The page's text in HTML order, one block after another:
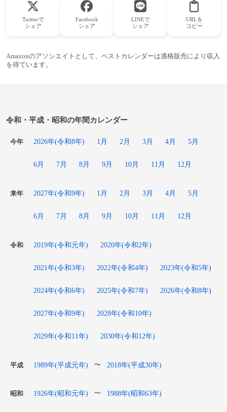
Twitterで
シェア
Facebook
シェア
LINEで
シェア
URLを
コピー
Amazonのアソシエイトとして、ベストカレンダーは適格販売により収入
を得ています。
令和・平成・昭和の年間カレンダー
今年 2026年(令和8年) 1月 2月 3月 4月 5月
6月 7月 8月 9月 10月 11月 12月
来年 2027年(令和9年) 1月 2月 3月 4月 5月
6月 7月 8月 9月 10月 11月 12月
令和 2019年(令和元年) 2020年(令和2年)
2021年(令和3年) 2022年(令和4年) 2023年(令和5年)
2024年(令和6年) 2025年(令和7年) 2026年(令和8年)
2027年(令和9年) 2028年(令和10年)
2029年(令和11年) 2030年(令和12年)
平成 1989年(平成元年) 〜 2018年(平成30年)
昭和 1926年(昭和元年) 〜 1988年(昭和63年)